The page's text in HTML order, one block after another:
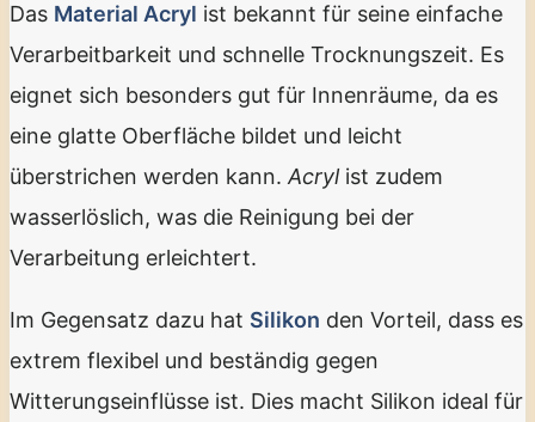
Das Material Acryl ist bekannt für seine einfache
Verarbeitbarkeit und schnelle Trocknungszeit. Es
eignet sich besonders gut für Innenräume, da es
eine glatte Oberfläche bildet und leicht
überstrichen werden kann.Acrylist zudem
wasserlöslich, was die Reinigung bei der
Verarbeitung erleichtert.
Im Gegensatz dazu hat Silikon den Vorteil, dass es
extrem flexibel und beständig gegen
Witterungseinflüsse ist. Dies macht Silikon ideal für